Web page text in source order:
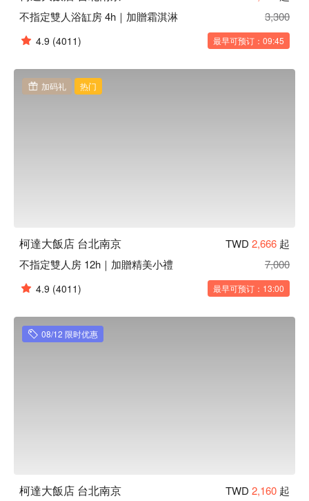
不指定雙人浴缸房 4h｜加贈霜淇淋
3,300
4.9 (4011) 最早可预订：09:45
加码礼 热门
柯達大飯店 台北南京 TWD 2,666 起
不指定雙人房 12h｜加贈精美小禮
7,000
4.9 (4011) 最早可预订：13:00
08/12 限时优惠
柯達大飯店 台北南京 TWD 2,160 起